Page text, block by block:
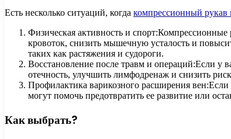
Есть несколько ситуаций, когда компрессионный рукав
Физическая активность и
кровоток, снизить мышечную усталость и
таких как растяжения и судороги.
Восстановление после травм и операций:Если у
отечность, улучшить лимфодренаж и снизить
Профилактика варикозного расширения
могут помочь предотвратить ее развитие или
Как выбрать?